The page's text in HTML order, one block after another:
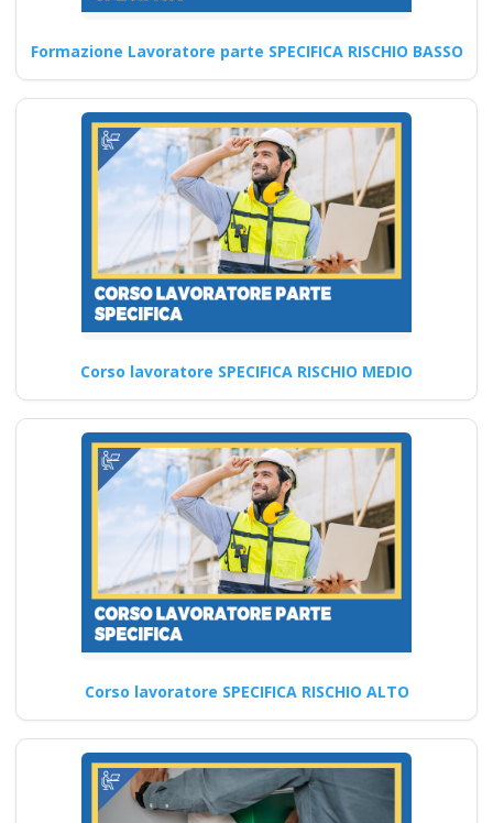
Quali sono i principali criteri di
valutazione della
soddisfazione dei partecipanti
ai…
Continua
Formazione Lavoratore parte SPECIFICA RISCHIO BASSO
Corso lavoratore SPECIFICA RISCHIO MEDIO
Corso lavoratore SPECIFICA RISCHIO ALTO